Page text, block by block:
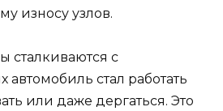
износу узлов.
сталкиваются с
стал работать
или даже дергаться. Это